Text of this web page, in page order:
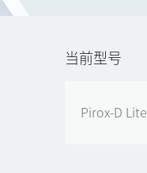
当前型号
Pirox-D Lite